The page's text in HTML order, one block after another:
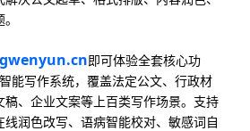
即可体验全套核心功
能写作系统，覆盖法定公文、行政材
稿、企业文案等上百类写作场景。支持
润色改写、语病智能校对、敏感词自